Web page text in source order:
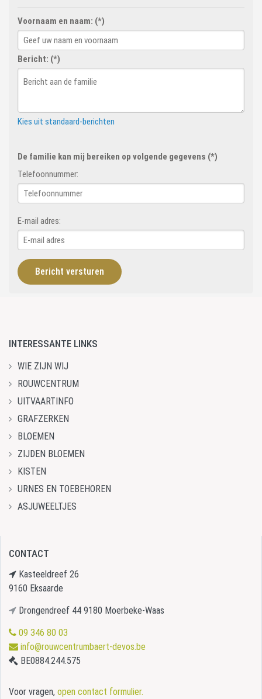
Voornaam en naam: (*)
Bericht: (*)
Kies uit standaard-berichten
De familie kan mij bereiken op volgende gegevens (*)
Telefoonnummer:
E-mail adres:
INTERESSANTE LINKS
WIE ZIJN WIJ
ROUWCENTRUM
UITVAARTINFO
GRAFZERKEN
BLOEMEN
ZIJDEN BLOEMEN
KISTEN
URNES EN TOEBEHOREN
ASJUWEELTJES
CONTACT
Kasteeldreef 26
9160 Eksaarde
Drongendreef 44 9180 Moerbeke-Waas
09 346 80 03
info@rouwcentrumbaert-devos.be
BE0884.244.575
Voor vragen, open contact formulier.